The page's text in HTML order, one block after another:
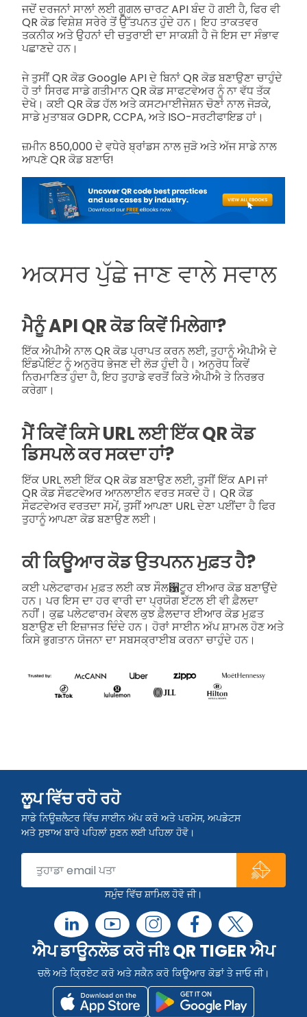
ਜਦੋਂ ਦਰਜਨਾਂ ਸਾਲਾਂ ਲਈ ਗੂਗਲ ਚਾਰਟ API ਬੰਦ ਹੋ ਗਈ ਹੈ, ਫਿਰ ਵੀ
QR ਕੋਡ ਵਿਸ਼ੇਸ਼ ਸਰੇਰੇ ਤੋਂ ਉੱਤਪਨਤ ਹੁੰਦੇ ਹਨ। ਇਹ ਤਾਕਤਵਰ
ਤਕਨੀਕ ਅਤੇ ਉਹਨਾਂ ਦੀ ਚਤੁਰਾਈ ਦਾ ਸਾਕਸ਼ੀ ਹੈ ਜੋ ਇਸ ਦਾ ਸੰਭਾਵ
ਪਛਾਣਦੇ ਹਨ।
ਜੇ ਤੁਸੀਂ QR ਕੋਡ Google API ਦੇ ਬਿਨਾਂ QR ਕੋਡ ਬਣਾਉਣਾ ਚਾਹੁੰਦੇ
ਹੋ ਤਾਂ ਸਿਰਫ ਸਾਡੇ ਗਤੀਮਾਨ QR ਕੋਡ ਸਾਫਟਵੇਅਰ ਨੂੰ ਨਾ ਵੱਧ ਤੱਕ
ਦੇਖੋ। ਕਈ QR ਕੋਡ ਹੱਲ ਅਤੇ ਕਸਟਮਾਈਜੇਸ਼ਨ ਚੋਣਾਂ ਨਾਲ ਜੋੜਕੇ,
ਸਾਡੇ ਮੁਤਾਬਕ GDPR, CCPA, ਅਤੇ ISO-ਸਰਟੀਫਾਇਡ ਹਾਂ।
ਜ਼ਮੀਨ 850,000 ਦੇ ਵਧੇਰੇ ਬ੍ਰਾਂਡਸ ਨਾਲ ਜੁੜੋ ਅਤੇ ਅੱਜ ਸਾਡੇ ਨਾਲ
ਆਪਣੇ QR ਕੋਡ ਬਣਾਓ!
ਅਕਸਰ ਪੁੱਛੇ ਜਾਣ ਵਾਲੇ ਸਵਾਲ
ਮੈਨੂੰ API QR ਕੋਡ ਕਿਵੇਂ ਮਿਲੇਗਾ?
ਇੱਕ ਐਪੀਐ ਨਾਲ QR ਕੋਡ ਪ੍ਰਾਪਤ ਕਰਨ ਲਈ, ਤੁਹਾਨੂੰ ਐਪੀਐ ਦੇ
ਇੰਡਪੌਇੰਟ ਨੂੰ ਅਨੁਰੋਧ ਭੇਜਣ ਦੀ ਲੋੜ ਹੁੰਦੀ ਹੈ। ਅਨੁਰੋਧ ਕਿਵੇਂ
ਨਿਰਮਾਣਿਤ ਹੁੰਦਾ ਹੈ, ਇਹ ਤੁਹਾਡੇ ਵਰਤੋਂ ਕਿਤੇ ਐਪੀਐ ਤੇ ਨਿਰਭਰ
ਕਰੇਗਾ।
ਮੈਂ ਕਿਵੇਂ ਕਿਸੇ URL ਲਈ ਇੱਕ QR ਕੋਡ
ਡਿਸਪਲੇ ਕਰ ਸਕਦਾ ਹਾਂ?
ਇੱਕ URL ਲਈ ਇੱਕ QR ਕੋਡ ਬਣਾਉਣ ਲਈ, ਤੁਸੀਂ ਇੱਕ API ਜਾਂ
QR ਕੋਡ ਸੌਫਟਵੇਅਰ ਆਨਲਾਈਨ ਵਰਤ ਸਕਦੇ ਹੋ। QR ਕੋਡ
ਸੌਫਟਵੇਅਰ ਵਰਤਦਾ ਸਮੇਂ, ਤੁਸੀਂ ਆਪਣਾ URL ਦੇਣਾ ਪਈਂਦਾ ਹੈ ਫਿਰ
ਤੁਹਾਨੂੰ ਆਪਣਾ ਕੋਡ ਬਣਾਉਣ ਲਈ।
ਕੀ ਕਿਊਆਰ ਕੋਡ ਉਤਪਨਨ ਮੁਫ਼ਤ ਹੈ?
ਕਈ ਪਲੇਟਫਾਰਮ ਮੁਫ਼ਤ ਲਈ ਕਝ ਸੌਲ਱ਟੂਰ ਈਆਰ ਕੋਡ ਬਣਾਉਂਦੇ
ਹਨ। ਪਰ ਇਸ ਦਾ ਹਰ ਵਾਰੀ ਦਾ ਪ੍ਰਯੋਗ ੲੱਟਲ ਈ ਵੀ ਫ਼ੈਲਦਾ
ਨਹੀਂ। ਕੁਛ ਪਲੇਟਫਾਰਮ ਕੇਵਲ ਕੁਝ ਫ਼ੈਲਦਾਰ ਈਆਰ ਕੋਡ ਮੁਫ਼ਤ
ਬਣਾਉਣ ਦੀ ਇਜ਼ਾਜਤ ਦਿੰਦੇ ਹਨ। ਹੋਰਾਂ ਸਾਈਨ ਅੱਪ ਸ਼ਾਮਲ ਹੋਣ ਅਤੇ
ਕਿਸੇ ਭੁਗਤਾਨ ਯੋਜਨਾ ਦਾ ਸਬਸਕ੍ਰਾਈਬ ਕਰਨਾ ਚਾਹੁੰਦੇ ਹਨ।
ਲੂਪ ਵਿੱਚ ਰਹੋ ਰਹੋ
ਸਾਡੇ ਨਿਊਜ਼ਲੈਟਰ ਵਿੱਚ ਸਾਈਨ ਅੱਪ ਕਰੋ ਅਤੇ ਪਰਮੋਸ, ਅਪਡੇਟਸ
ਅਤੇ ਸੁਝਾਅ ਬਾਰੇ ਪਹਿਲਾਂ ਸੁਣਨ ਲਈ ਪਹਿਲਾ ਹੋਵੋ।
ਸਮੁੰਦ ਵਿੱਚ ਸ਼ਾਮਿਲ ਹੋਵੋ ਜੀ।
ਐਪ ਡਾਊਨਲੋਡ ਕਰੋ ਜੀਃ QR TIGER ਐਪ
ਚਲੋ ਅਤੇ ਕ੍ਰਿਏਟ ਕਰੋ ਅਤੇ ਸਕੈਨ ਕਰੋ ਕਿਊਆਰ ਕੋਡਾਂ ਤੇ ਜਾਓ ਜੀ।